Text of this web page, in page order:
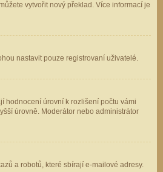
vytvořit nový překlad. Více informací je
nastavit pouze registrovaní uživatelé.
hodnocení úrovní k rozlišení počtu vámi
úrovně. Moderátor nebo administrátor
a robotů, které sbírají e-mailové adresy.